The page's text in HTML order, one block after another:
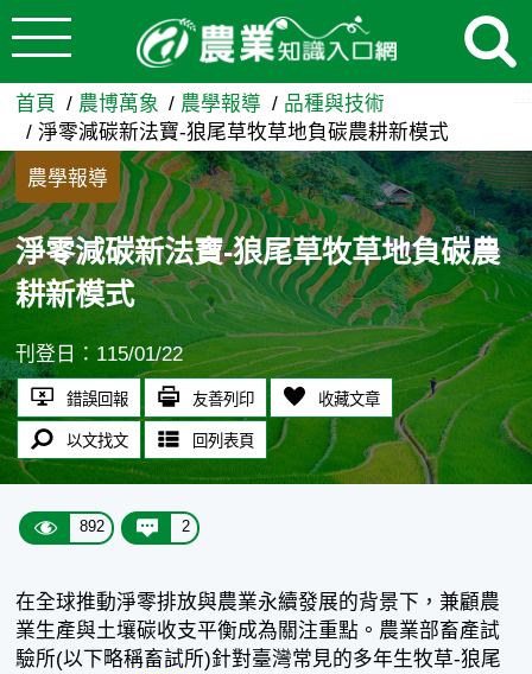
跳到主要內容
淨零減碳新法寶-狼尾草牧草
首頁 農博萬象 農學報導
品種與技術
淨零減碳新法寶-狼尾草牧草地負碳農耕新模式
農學報導
淨零減碳新法寶-狼尾草牧草地負碳農
耕新模式
刊登日：115/01/22
錯誤回報 友善列印 收藏文章
以文找文 回列表頁
892 2
在全球推動淨零排放與農業永續發展的背景下，兼顧農
業生產與土壤碳收支平衡成為關注重點。農業部畜產試
驗所(以下略稱畜試所)針對臺灣常見的多年生牧草-狼尾